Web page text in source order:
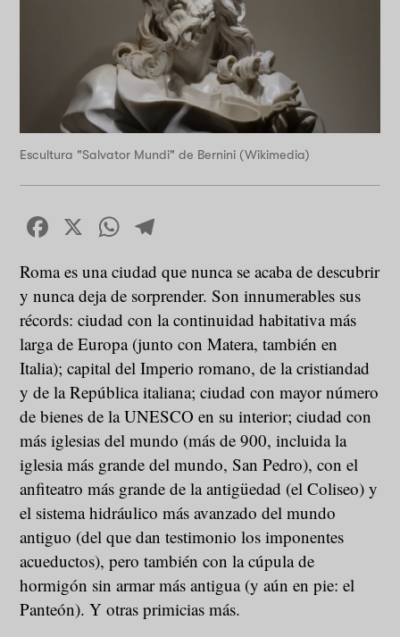
Escultura "Salvator Mundi" de Bernini (Wikimedia)
Facebook
X WhatsApp
Roma es una ciudad que nunca se acaba de descubrir
y nunca deja de sorprender. Son innumerables sus
récords: ciudad con la continuidad habitativa más
larga de Europa (junto con Matera, también en
Italia); capital del Imperio romano, de la cristiandad
y de la República italiana; ciudad con mayor número
de bienes de la UNESCO en su interior; ciudad con
más iglesias del mundo (más de 900, incluida la
iglesia más grande del mundo, San Pedro), con el
anfiteatro más grande de la antigüedad (el Coliseo) y
el sistema hidráulico más avanzado del mundo
antiguo (del que dan testimonio los imponentes
acueductos), pero también con la cúpula de
hormigón sin armar más antigua (y aún en pie: el
Panteón). Y otras primicias más.